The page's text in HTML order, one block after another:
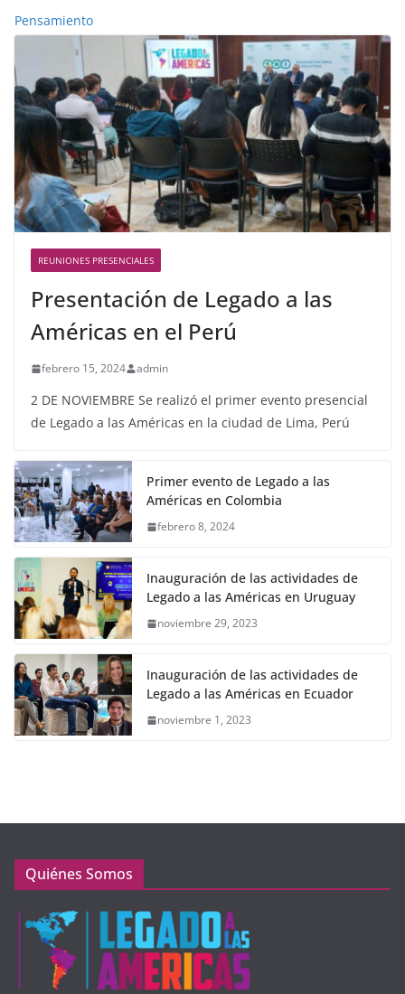
Pensamiento
REUNIONES PRESENCIALES
Presentación de Legado a las
Américas en el Perú
febrero 15, 2024 admin
2 DE NOVIEMBRE Se realizó el primer evento presencial
de Legado a las Américas en la ciudad de Lima, Perú
Primer evento de Legado a las
Américas en Colombia
febrero 8, 2024
Inauguración de las actividades de
Legado a las Américas en Uruguay
noviembre 29, 2023
Inauguración de las actividades de
Legado a las Américas en Ecuador
noviembre 1, 2023
Quiénes Somos